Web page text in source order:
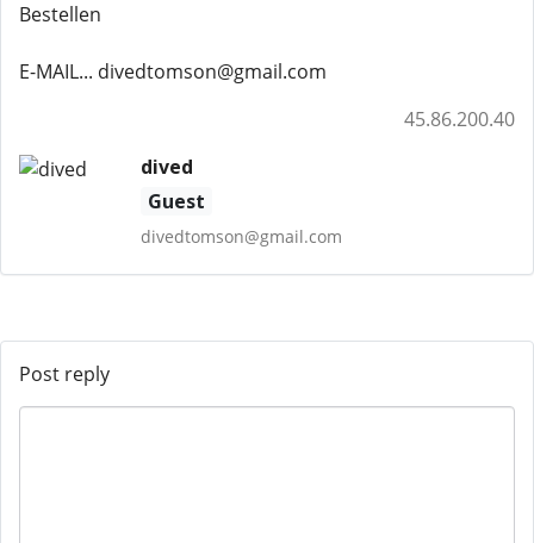
Bestellen
E-MAIL... divedtomson@gmail.com
45.86.200.40
dived
Guest
divedtomson@gmail.com
Post reply